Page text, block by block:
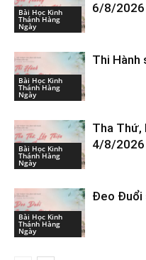
Bài Học Kinh
Thánh Hàng
Ngày
6/8/2026
Bài Học Kinh
Thánh Hàng
Ngày
Thi Hành
Bài Học Kinh
Thánh Hàng
Ngày
Tha Thứ,
4/8/2026
Bài Học Kinh
Thánh Hàng
Ngày
Đeo Đuổi